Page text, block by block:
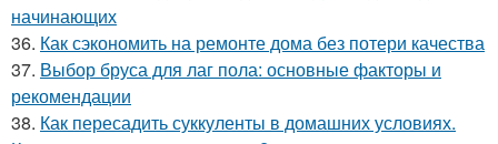
начинающих
36. Как сэкономить на ремонте дома без потери качества
37. Выбор бруса для лаг пола: основные факторы и
рекомендации
38. Как пересадить суккуленты в домашних условиях.